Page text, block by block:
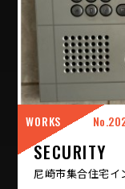
WORKS
SECURITY
尼崎市集合住宅イ